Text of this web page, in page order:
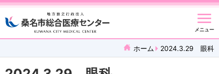
メニュー
ホーム 2024.3.29 眼科